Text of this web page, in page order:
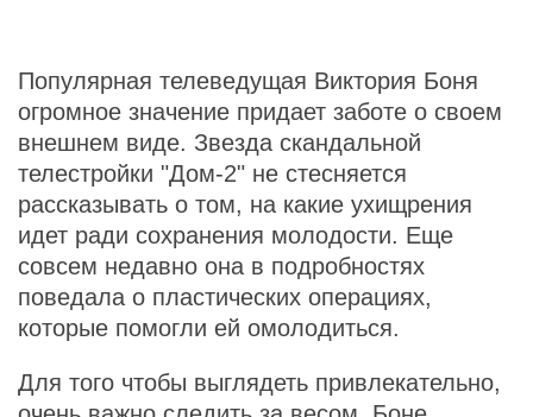
Популярная телеведущая Виктория Боня
огромное значение придает заботе о своем
внешнем виде. Звезда скандальной
телестройки "Дом-2" не стесняется
рассказывать о том, на какие ухищрения
идет ради сохранения молодости. Еще
совсем недавно она в подробностях
поведала о пластических операциях,
которые помогли ей омолодиться.
Для того чтобы выглядеть привлекательно,